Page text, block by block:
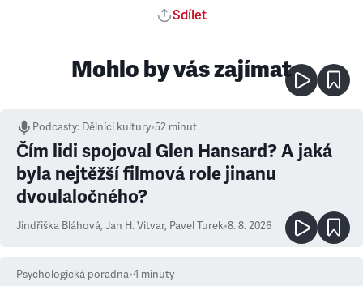
Sdílet
Mohlo by vás zajímat
Podcasty: Dělníci kultury•52 minut
Čím lidi spojoval Glen Hansard? A jaká
byla nejtěžší filmová role jinanu
dvoulaločného?
Jindřiška Bláhová, Jan H. Vitvar, Pavel Turek•8. 8. 2026
Psychologická poradna•4 minuty